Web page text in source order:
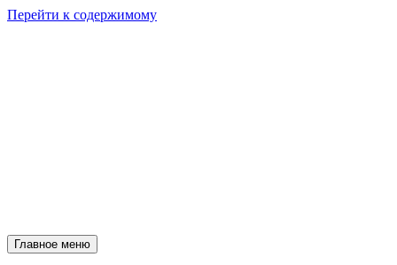
Перейти к содержимому
Главное меню